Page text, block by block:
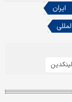
ایران
لینکدین